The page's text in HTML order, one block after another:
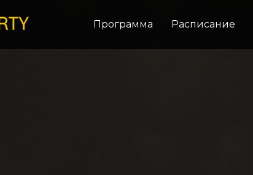
Программа Расписание